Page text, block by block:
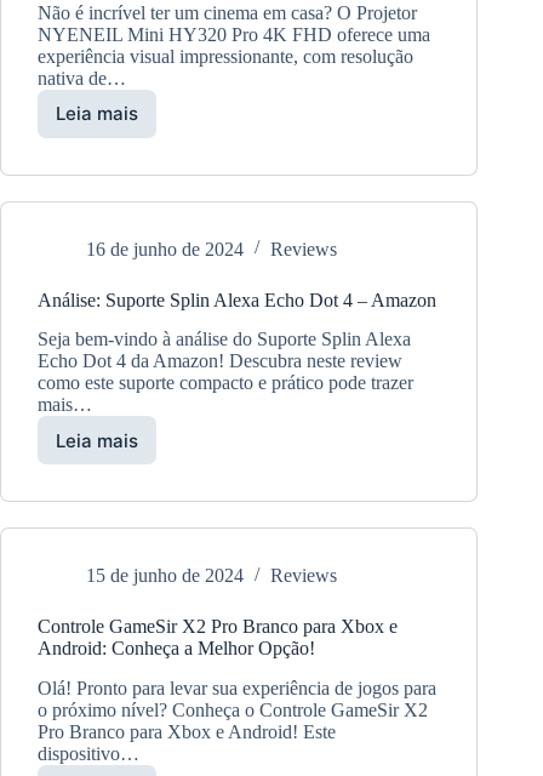
Não é incrível ter um cinema em casa? O Projetor
NYENEIL Mini HY320 Pro 4K FHD oferece uma
experiência visual impressionante, com resolução
nativa de…
Leia mais
Análise
do
Projetor
HY320
Pro
FHD
16 de junho de 2024 Reviews
Análise: Suporte Splin Alexa Echo Dot 4 – Amazon
Seja bem-vindo à análise do Suporte Splin Alexa
Echo Dot 4 da Amazon! Descubra neste review
como este suporte compacto e prático pode trazer
mais…
Leia mais
Análise:
Splin
Dot
4
Amazon
15 de junho de 2024 Reviews
Controle GameSir X2 Pro Branco para Xbox e
Android: Conheça a Melhor Opção!
Olá! Pronto para levar sua experiência de jogos para
o próximo nível? Conheça o Controle GameSir X2
Pro Branco para Xbox e Android! Este
dispositivo…